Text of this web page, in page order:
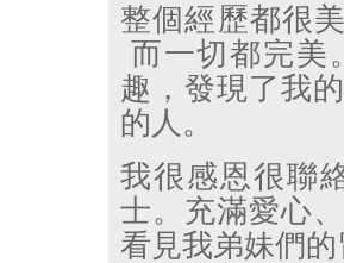
整個經歷都很
而一切都完美
趣，發現了我
的人。
我很感恩很聯
士。充滿愛心
看見我弟妹們